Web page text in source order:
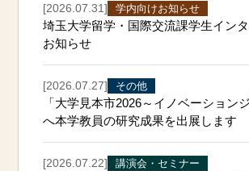
[2026.07.31] 学内向けお知らせ
埼玉大学留学・国際交流課学生イン
お知らせ
[2026.07.27] その他
「大学見本市2026～イノベーション
へ本学教員の研究成果を出展します
[2026.07.22] 講演会・セミナー